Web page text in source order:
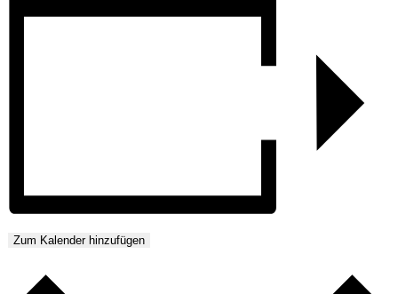
Zum Kalender hinzufügen